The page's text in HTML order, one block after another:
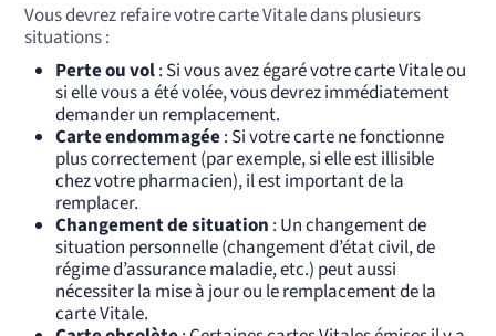
Vous devrez refaire votre carte Vitale dans plusieurs
situations :
Perte ou vol: Si vous avez égaré votre carte Vitale ou
si elle vous a été volée, vous devrez immédiatement
demander un remplacement.
Carte endommagée: Si votre carte ne fonctionne
plus correctement (par exemple, si elle est illisible
chez votre pharmacien), il est important de la
remplacer.
Changement de situation : Un changement de
situation personnelle (changement d’état civil, de
régime d’assurance maladie, etc.) peut aussi
nécessiter la mise à jour ou le remplacement de la
carte Vitale.